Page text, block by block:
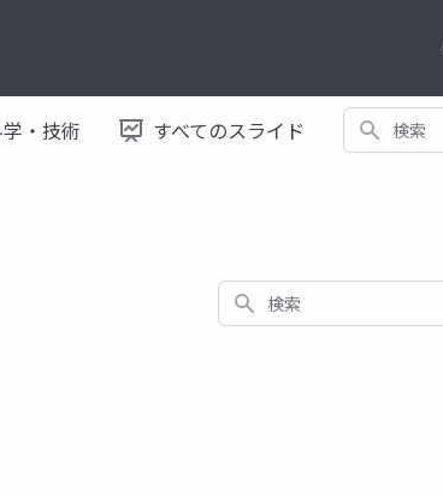
・技術 すべてのスライド 検索
検索